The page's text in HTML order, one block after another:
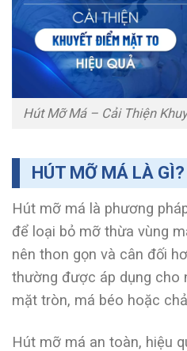
Hút Mỡ Má – Cải Thiện
HÚT MỠ MÁ LÀ GÌ?
Hút mỡ má là phương
để loại bỏ mỡ thừa vùng
nên thon gọn và cân đối
thường được áp dụng cho
mặt tròn, má béo hoặc
Hút mỡ má an toàn, hiệu